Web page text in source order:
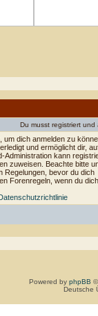
Du musst registriert
dich anmelden zu
und ermöglicht dir,
Administration kann
zuweisen. Beachte bitte
Regelungen, bevor du dich
Forenregeln, wenn du
Powered by phpBB
Deutsche